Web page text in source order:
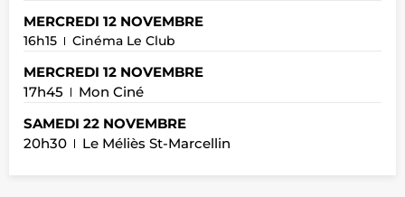
MERCREDI 12 NOVEMBRE
16h15 Cinéma Le Club
MERCREDI 12 NOVEMBRE
17h45
Mon Ciné
SAMEDI 22 NOVEMBRE
20h30
Le Méliès St-Marcellin